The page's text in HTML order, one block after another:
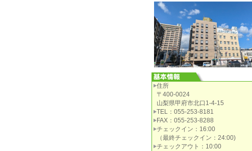
住所
〒400-0024
山梨県甲府市北口1-4-15
TEL：055-253-8181
FAX：055-253-8288
チェックイン：16:00
（最終チェックイン：24:00)
チェックアウト：10:00